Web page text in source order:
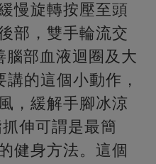
慢旋轉按壓至頭
部，雙手輪流交
腦部血液迴圈及大
的這個小動作，
，緩解手腳冰涼
伸可謂是最簡
健身方法。這個